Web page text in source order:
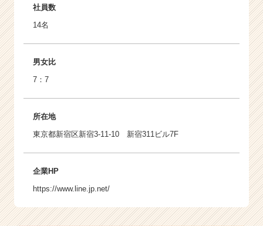
社員数
14名
男女比
7：7
所在地
東京都新宿区新宿3-11-10 新宿311ビル7F
企業HP
https://www.line.jp.net/